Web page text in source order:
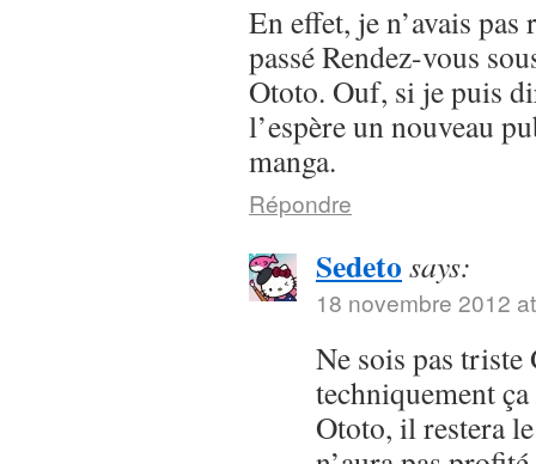
En effet, je n’avais
passé Rendez-vous
Ototo. Ouf, si je puis
l’espère un nouveau
manga.
Répondre
Sedeto says:
18 novembre 2012
Ne sois pas
techniquement
Ototo, il restera